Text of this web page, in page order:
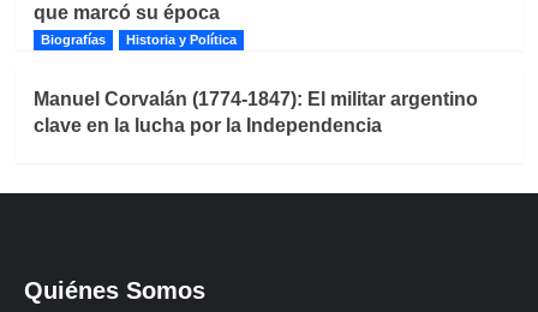
que marcó su época
Biografías Historia y Política
Manuel Corvalán (1774-1847): El militar argentino
clave en la lucha por la Independencia
Quiénes Somos